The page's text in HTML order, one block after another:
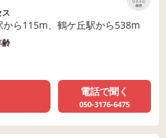
リストに
保存
から115m、鶴ケ丘駅から538m
齢
電話で聞く
050-3176-6475